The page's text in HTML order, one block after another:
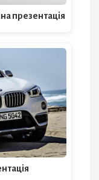
презентація